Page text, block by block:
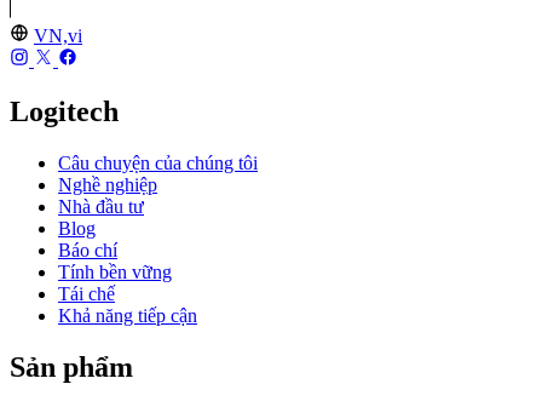
VN,vi
Logitech
Câu chuyện của chúng tôi
Nghề nghiệp
Nhà đầu tư
Blog
Báo chí
Tính bền vững
Tái chế
Khả năng tiếp cận
Sản phẩm